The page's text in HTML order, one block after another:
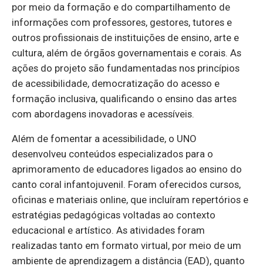
por meio da formação e do compartilhamento de
informações com professores, gestores, tutores e
outros profissionais de instituições de ensino, arte e
cultura, além de órgãos governamentais e corais. As
ações do projeto são fundamentadas nos princípios
de acessibilidade, democratização do acesso e
formação inclusiva, qualificando o ensino das artes
com abordagens inovadoras e acessíveis.
Além de fomentar a acessibilidade, o UNO
desenvolveu conteúdos especializados para o
aprimoramento de educadores ligados ao ensino do
canto coral infantojuvenil. Foram oferecidos cursos,
oficinas e materiais online, que incluíram repertórios e
estratégias pedagógicas voltadas ao contexto
educacional e artístico. As atividades foram
realizadas tanto em formato virtual, por meio de um
ambiente de aprendizagem a distância (EAD), quanto